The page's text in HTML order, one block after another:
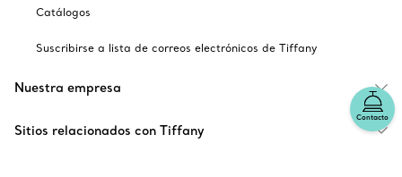
Contacto
Catálogos
Suscribirse a lista de correos electrónicos de Tiffany
Nuestra empresa
Sitios relacionados con Tiffany